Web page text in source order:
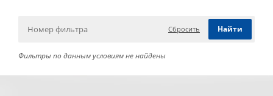
Сбросить
Фильтры по данным условиям не найдены